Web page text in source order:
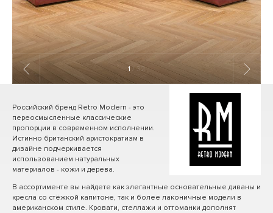
1 / 32
Российский бренд Retro Modern - это
переосмысленные классические
пропорции в современном исполнении.
Истинно британский аристократизм в
дизайне подчеркивается
использованием натуральных
материалов - кожи и дерева.
В ассортименте вы найдете как элегантные основательные диваны и
кресла со стёжкой капитоне, так и более лаконичные модели в
американском стиле. Кровати, стеллажи и оттоманки дополнят